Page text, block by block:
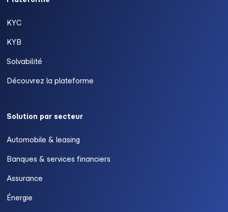
KYC
KYB
Solvabilité
Découvrez la plateforme
Solution par secteur
Automobile & leasing
Banques & services financiers
Assurance
Énergie